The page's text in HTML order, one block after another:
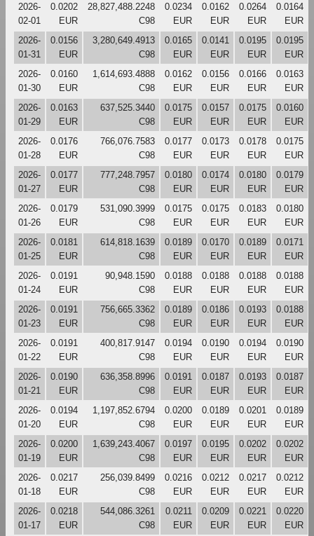
2026-
02-01
0.0202
EUR
28,827,488.2248
C98
0.0234
EUR
0.0162
EUR
0.0264
EUR
0.0164
EUR
2026-
01-31
0.0156
EUR
3,280,649.4913
C98
0.0165
EUR
0.0141
EUR
0.0195
EUR
0.0195
EUR
2026-
01-30
0.0160
EUR
1,614,693.4888
C98
0.0162
EUR
0.0156
EUR
0.0166
EUR
0.0163
EUR
2026-
01-29
0.0163
EUR
637,525.3440
C98
0.0175
EUR
0.0157
EUR
0.0175
EUR
0.0160
EUR
2026-
01-28
0.0176
EUR
766,076.7583
C98
0.0177
EUR
0.0173
EUR
0.0178
EUR
0.0175
EUR
2026-
01-27
0.0177
EUR
777,248.7957
C98
0.0180
EUR
0.0174
EUR
0.0180
EUR
0.0179
EUR
2026-
01-26
0.0179
EUR
531,090.3999
C98
0.0175
EUR
0.0175
EUR
0.0183
EUR
0.0180
EUR
2026-
01-25
0.0181
EUR
614,818.1639
C98
0.0189
EUR
0.0170
EUR
0.0189
EUR
0.0171
EUR
2026-
01-24
0.0191
EUR
90,948.1590
C98
0.0188
EUR
0.0188
EUR
0.0188
EUR
0.0188
EUR
2026-
01-23
0.0191
EUR
756,665.3362
C98
0.0189
EUR
0.0186
EUR
0.0193
EUR
0.0188
EUR
2026-
01-22
0.0191
EUR
400,817.9147
C98
0.0194
EUR
0.0190
EUR
0.0194
EUR
0.0190
EUR
2026-
01-21
0.0190
EUR
636,358.8996
C98
0.0191
EUR
0.0187
EUR
0.0193
EUR
0.0187
EUR
2026-
01-20
0.0194
EUR
1,197,852.6794
C98
0.0200
EUR
0.0189
EUR
0.0201
EUR
0.0189
EUR
2026-
01-19
0.0200
EUR
1,639,243.4067
C98
0.0197
EUR
0.0195
EUR
0.0202
EUR
0.0202
EUR
2026-
01-18
0.0217
EUR
256,039.8499
C98
0.0216
EUR
0.0212
EUR
0.0217
EUR
0.0212
EUR
2026-
01-17
0.0218
EUR
544,086.3261
C98
0.0211
EUR
0.0209
EUR
0.0221
EUR
0.0220
EUR